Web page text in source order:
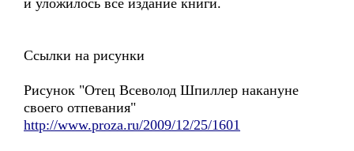
и уложилось все издание книги.
Ссылки на рисунки
Рисунок "Отец Всеволод Шпиллер накануне
своего отпевания"
http://www.proza.ru/2009/12/25/1601